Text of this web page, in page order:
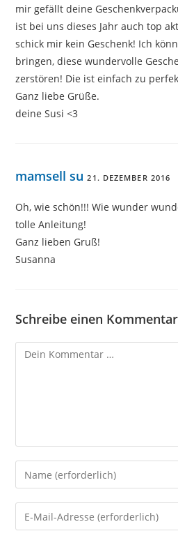
mir gefällt deine
ist bei uns dieses Jahr auch top
schick mir kein Geschenk! Ich
bringen, diese wundervolle
zerstören! Die ist einfach zu
Ganz liebe Grüße.
deine Susi <3
mamsell su 21. DEZEMBER 2016
Oh, wie schön!!! Wie wunder
tolle Anleitung!
Ganz lieben Gruß!
Susanna
Schreibe einen Kommentar
Kommentar
Gib
deinen
Namen
oder
Gib
deine